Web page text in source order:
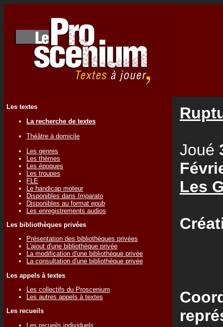
Les textes
La recherche de textes
Théâtre à domicile
Les genres
Les thèmes
Les époques
Les troupes
FLE
Le handicap moteur
Disponibles dans Imparato
Disponibles au format epub
Les enregistrements audios
Les bibliothèques privées
Présentation des bibliothèques privées
L'ajout d'une bibliothèque privée
La modification d'une bibliothèque privée
La consultation d'une bibliothèque privée
Les appels à textes
Les collectifs du Proscenium
Les autres appels à textes
Les recueils
Les recueils individuels
Joué
Les